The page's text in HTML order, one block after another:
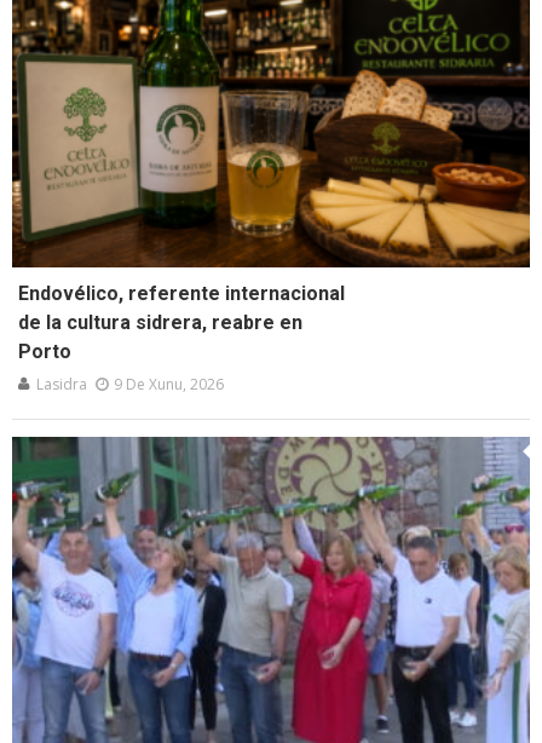
Endovélico, referente internacional
de la cultura sidrera, reabre en
Porto
Lasidra 9 De Xunu, 2026